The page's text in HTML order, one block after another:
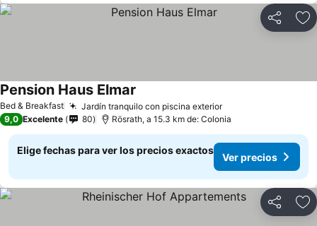
Compartir
Bed & Breakfast Jardín tranquilo con piscina exteriorVer precios
Pension Haus Elmar
9,0 Excelente 80 Rösrath, a 15.3 km de: Colonia
Elige fechas para ver los precios exactos
Ver precios
Compartir